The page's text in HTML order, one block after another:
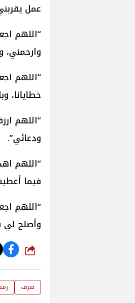
عمل
“اللهم
“اللهم
خطايانا،
“اللهم
ودعائي”.
“اللهم
فيما
“اللهم
وأصلح لي
شارك
صرف